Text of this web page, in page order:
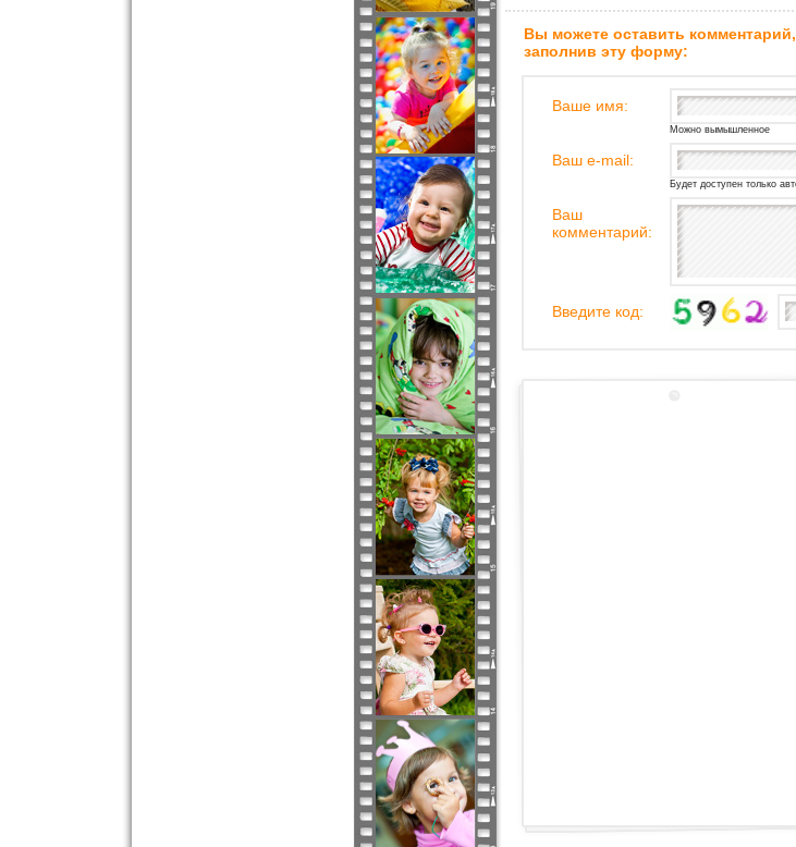
Вы можете оставить
заполнив эту форму:
Ваше имя:
Можно вымышленное
Ваш e-mail:
Будет доступен только
Ваш
комментарий:
Введите код: